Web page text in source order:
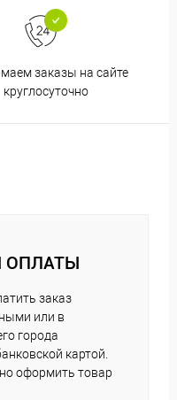
заказы на сайте
круглосуточно
ОПЛАТЫ
заказ
или в
города
картой.
оформить товар